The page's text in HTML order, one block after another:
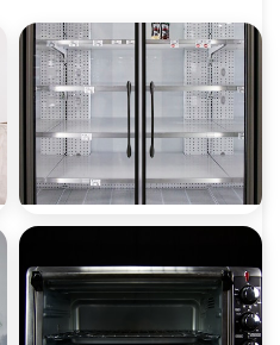
ثلاجات تي سي إل